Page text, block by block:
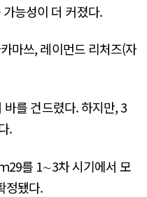
능성이 더 커졌다.
마쓰, 레이먼드 리처즈(자
를 건드렸다. 하지만, 3
.
29를 1∼3차 시기에서 모
정됐다.